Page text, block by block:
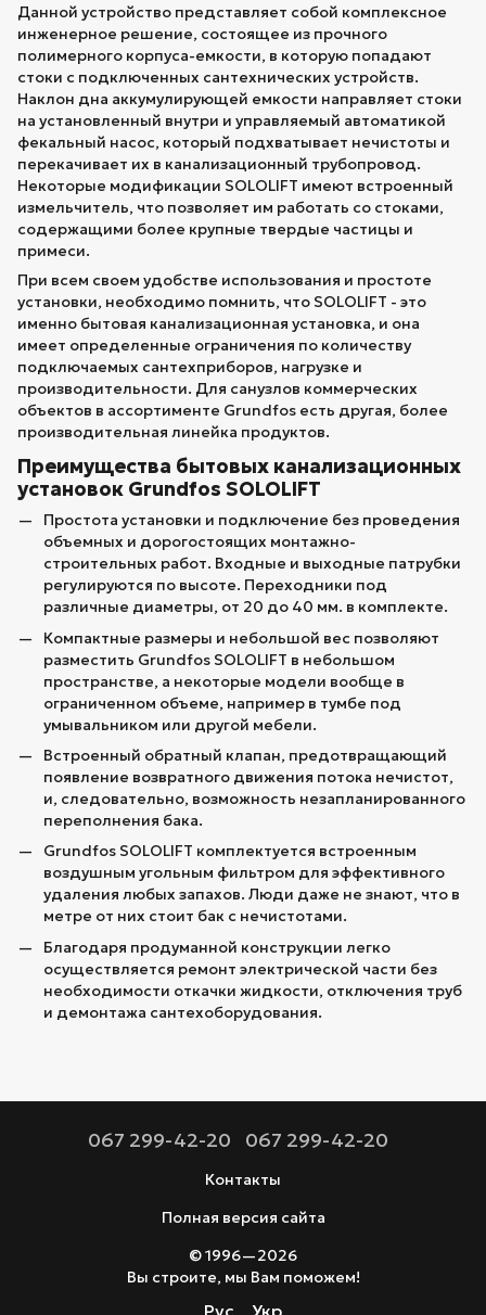
Данной устройство представляет собой комплексное
инженерное решение, состоящее из прочного
полимерного корпуса-емкости, в которую попадают
стоки с подключенных сантехнических устройств.
Наклон дна аккумулирующей емкости направляет стоки
на установленный внутри и управляемый автоматикой
фекальный насос, который подхватывает нечистоты и
перекачивает их в канализационный трубопровод.
Некоторые модификации SOLOLIFT имеют встроенный
измельчитель, что позволяет им работать со стоками,
содержащими более крупные твердые частицы и
примеси.
При всем своем удобстве использования и простоте
установки, необходимо помнить, что SOLOLIFT - это
именно бытовая канализационная установка, и она
имеет определенные ограничения по количеству
подключаемых сантехприборов, нагрузке и
производительности. Для санузлов коммерческих
объектов в ассортименте Grundfos есть другая, более
производительная линейка продуктов.
Преимущества бытовых канализационных
установок Grundfos SOLOLIFT
Простота установки и подключение без проведения
объемных и дорогостоящих монтажно-
строительных работ. Входные и выходные патрубки
регулируются по высоте. Переходники под
различные диаметры, от 20 до 40 мм. в комплекте.
Компактные размеры и небольшой вес позволяют
разместить Grundfos SOLOLIFT в небольшом
пространстве, а некоторые модели вообще в
ограниченном объеме, например в тумбе под
умывальником или другой мебели.
Встроенный обратный клапан, предотвращающий
появление возвратного движения потока нечистот,
и, следовательно, возможность незапланированного
переполнения бака.
Grundfos SOLOLIFT комплектуется встроенным
воздушным угольным фильтром для эффективного
удаления любых запахов. Люди даже не знают, что в
метре от них стоит бак с нечистотами.
Благодаря продуманной конструкции легко
осуществляется ремонт электрической части без
необходимости откачки жидкости, отключения труб
и демонтажа сантехоборудования.
067 299-42-20 067 299-42-20
Контакты
Полная версия сайта
© 1996—2026
Вы строите, мы Вам поможем!